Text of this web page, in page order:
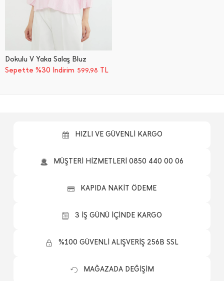
Dokulu V Yaka Salaş Bluz
Sepette %30 İndirim 599,98 TL
HIZLI VE GÜVENLİ KARGO
MÜŞTERİ HİZMETLERİ 0850 440 00 06
KAPIDA NAKİT ÖDEME
3 İŞ GÜNÜ İÇİNDE KARGO
%100 GÜVENLİ ALIŞVERİŞ 256B SSL
MAĞAZADA DEĞİŞİM